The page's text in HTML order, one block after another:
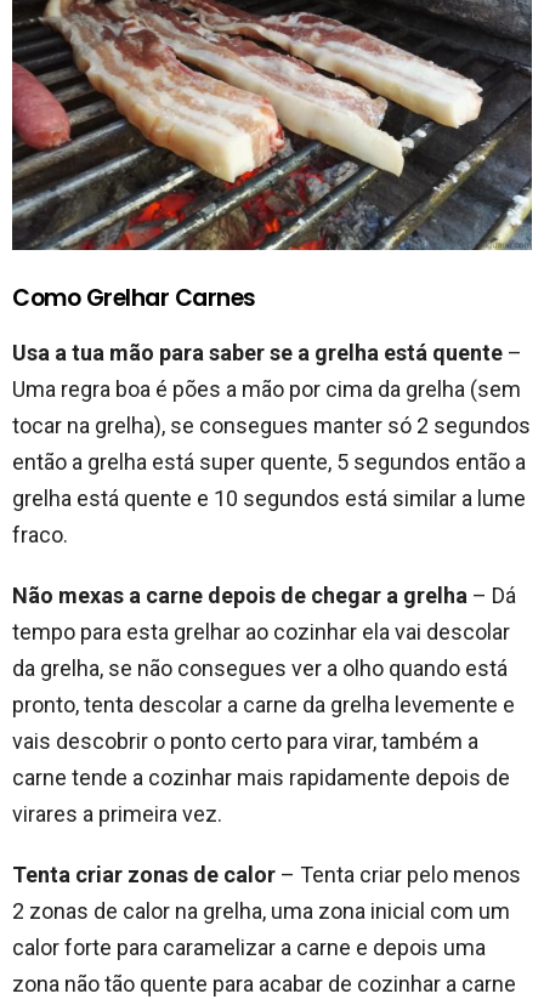
Como Grelhar Carnes
Usa a tua mão para saber se a grelha está quente –
Uma regra boa é pões a mão por cima da grelha (sem
tocar na grelha), se consegues manter só 2 segundos
então a grelha está super quente, 5 segundos então a
grelha está quente e 10 segundos está similar a lume
fraco.
Não mexas a carne depois de chegar a grelha – Dá
tempo para esta grelhar ao cozinhar ela vai descolar
da grelha, se não consegues ver a olho quando está
pronto, tenta descolar a carne da grelha levemente e
vais descobrir o ponto certo para virar, também a
carne tende a cozinhar mais rapidamente depois de
virares a primeira vez.
Tenta criar zonas de calor – Tenta criar pelo menos
2 zonas de calor na grelha, uma zona inicial com um
calor forte para caramelizar a carne e depois uma
zona não tão quente para acabar de cozinhar a carne